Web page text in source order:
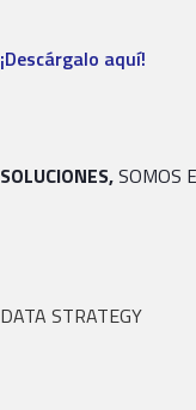
¡Descárgalo aquí!
SOLUCIONES,SOMOS
DATA STRATEGY